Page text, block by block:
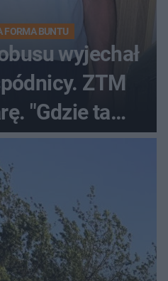
FORMA BUNTU
wyjechał
ZTM
"Gdzie ta